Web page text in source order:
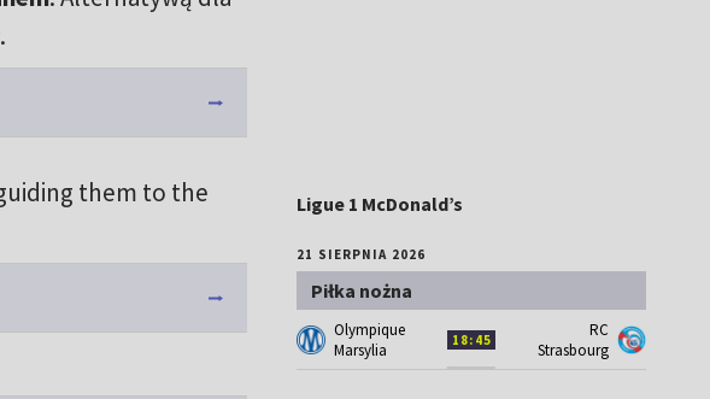
.
them to the
Ligue 1 McDonald’s
21 SIERPNIA 2026
Piłka nożna
Olympique
Marsylia
18:45
RC
Strasbourg